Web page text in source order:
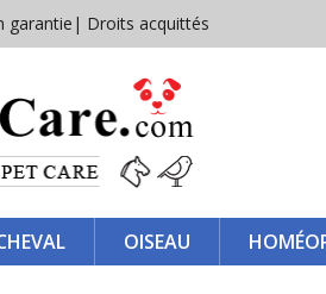
garantie | Droits acquittés
OISEAU